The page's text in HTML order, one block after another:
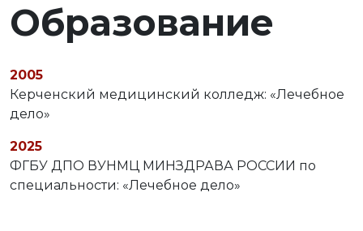
Образование
2005
Керченский медицинский колледж: «Лечебное
дело»
2025
ФГБУ ДПО ВУНМЦ МИНЗДРАВА РОССИИ по
специальности: «Лечебное дело»